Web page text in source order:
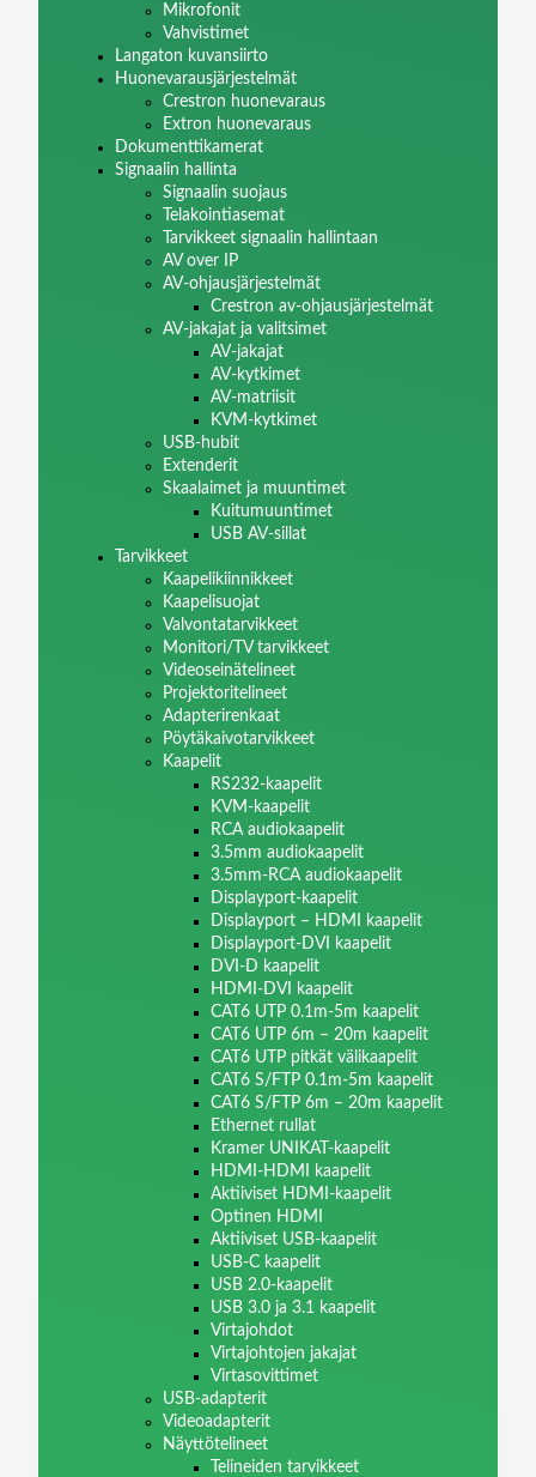
Mikrofonit
Vahvistimet
Langaton kuvansiirto
Huonevarausjärjestelmät
Crestron huonevaraus
Extron huonevaraus
Dokumenttikamerat
Signaalin hallinta
Signaalin suojaus
Telakointiasemat
Tarvikkeet signaalin hallintaan
AV over IP
AV-ohjausjärjestelmät
Crestron av-ohjausjärjestelmät
AV-jakajat ja valitsimet
AV-jakajat
AV-kytkimet
AV-matriisit
KVM-kytkimet
USB-hubit
Extenderit
Skaalaimet ja muuntimet
Kuitumuuntimet
USB AV-sillat
Tarvikkeet
Kaapelikiinnikkeet
Kaapelisuojat
Valvontatarvikkeet
Monitori/TV tarvikkeet
Videoseinätelineet
Projektoritelineet
Adapterirenkaat
Pöytäkaivotarvikkeet
Kaapelit
RS232-kaapelit
KVM-kaapelit
RCA audiokaapelit
3.5mm audiokaapelit
3.5mm-RCA audiokaapelit
Displayport-kaapelit
Displayport – HDMI kaapelit
Displayport-DVI kaapelit
DVI-D kaapelit
HDMI-DVI kaapelit
CAT6 UTP 0.1m-5m kaapelit
CAT6 UTP 6m – 20m kaapelit
CAT6 UTP pitkät välikaapelit
CAT6 S/FTP 0.1m-5m kaapelit
CAT6 S/FTP 6m – 20m kaapelit
Ethernet rullat
Kramer UNIKAT-kaapelit
HDMI-HDMI kaapelit
Aktiiviset HDMI-kaapelit
Optinen HDMI
Aktiiviset USB-kaapelit
USB-C kaapelit
USB 2.0-kaapelit
USB 3.0 ja 3.1 kaapelit
Virtajohdot
Virtajohtojen jakajat
Virtasovittimet
USB-adapterit
Videoadapterit
Näyttötelineet
Telineiden tarvikkeet